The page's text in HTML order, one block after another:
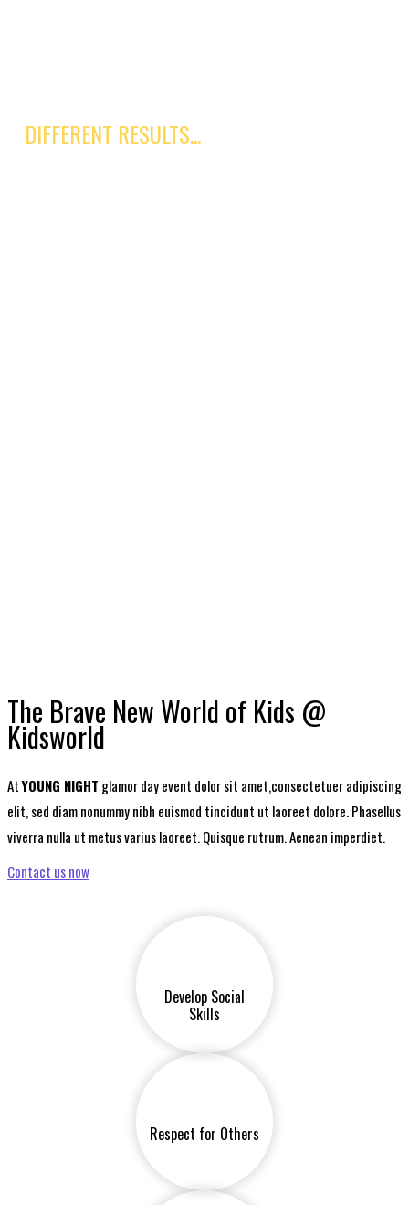
DIFFERENT RESULTS...
The Brave New World of Kids @
Kidsworld
AtYOUNG NIGHT glamor day event dolor sit amet,consectetuer adipiscing
elit, sed diam nonummy nibh euismod tincidunt ut laoreet dolore. Phasellus
viverra nulla ut metus varius laoreet. Quisque rutrum. Aenean imperdiet.
Contact us now
Develop Social
Skills
Respect for Others